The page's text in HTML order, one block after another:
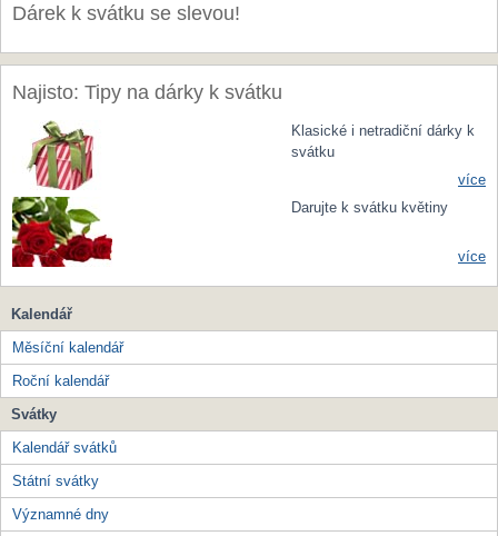
Dárek k svátku se slevou!
Najisto: Tipy na dárky k svátku
Klasické i netradiční dárky k
svátku
více
Darujte k svátku květiny
více
Kalendář
Měsíční kalendář
Roční kalendář
Svátky
Kalendář svátků
Státní svátky
Významné dny